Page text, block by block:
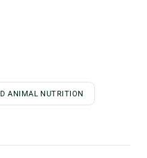
ANIMAL NUTRITION